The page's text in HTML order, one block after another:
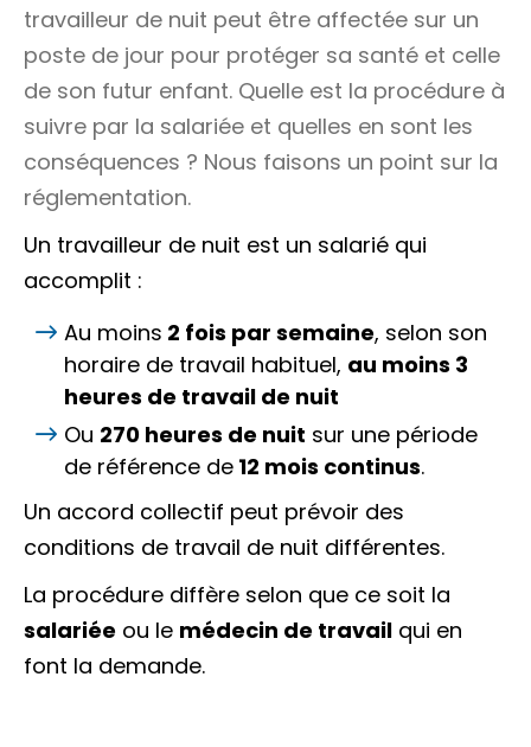
travailleur de nuit peut être affectée sur un
poste de jour pour protéger sa santé et celle
de son futur enfant. Quelle est la procédure à
suivre par la salariée et quelles en sont les
conséquences ? Nous faisons un point sur la
réglementation.
Un travailleur de nuit est un salarié qui
accomplit :
Au moins 2 fois par semaine, selon son
horaire de travail habituel, au moins 3
heures de travail de nuit
Ou 270 heures de nuit sur une période
de référence de 12 mois continus.
Un accord collectif peut prévoir des
conditions de travail de nuit différentes.
La procédure diffère selon que ce soit la
salariée ou le médecin de travail qui en
font la demande.